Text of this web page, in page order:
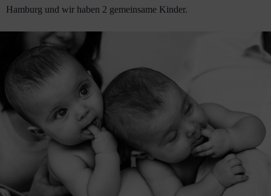
Hamburg und wir haben 2 gemeinsame Kinder.